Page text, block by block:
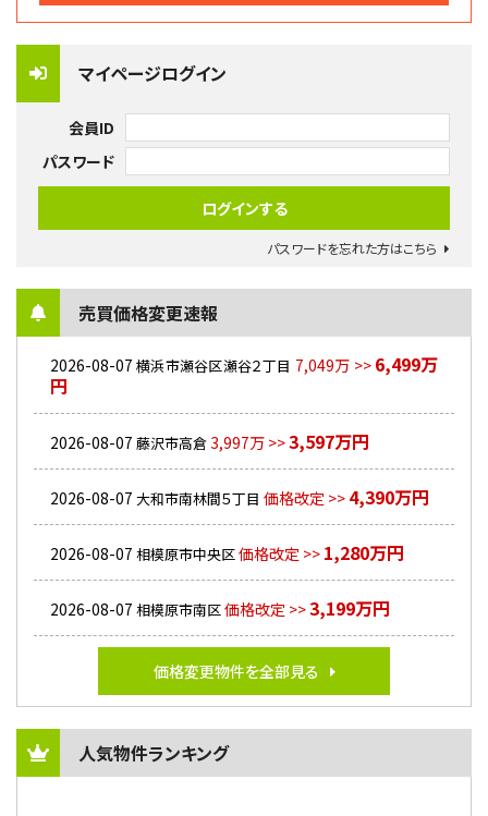
マイページログイン
会員ID
パスワード
パスワードを忘れた方はこちら
売買価格変更速報
2026-08-07 横浜市瀬谷区瀬谷２丁目 7,049万 >> 6,499万
円
2026-08-07 藤沢市高倉3,997万 >>3,597万円
2026-08-07 大和市南林間５丁目 価格改定 >> 4,390万円
2026-08-07 相模原市中央区価格改定 >> 1,280万円
2026-08-07 相模原市南区価格改定 >>3,199万円
価格変更物件を全部見る
人気物件ランキング